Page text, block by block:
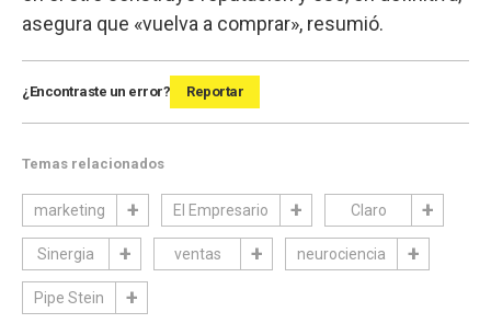
asegura que «vuelva a comprar», resumió.
¿Encontraste un error? Reportar
Temas relacionados
marketing El Empresario Claro
Sinergia ventas neurociencia
Pipe Stein